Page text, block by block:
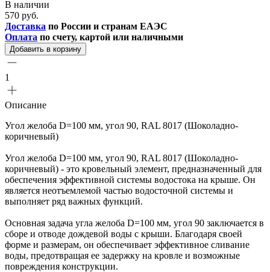
В наличии
570 руб.
Доставка по России и странам ЕАЭС
Оплата по счету, картой или наличными
Добавить в корзину
1
Описание
Угол желоба D=100 мм, угол 90, RAL 8017 (Шоколадно-
коричневый)
Угол желоба D=100 мм, угол 90, RAL 8017 (Шоколадно-
коричневый) - это кровельный элемент, предназначенный для
обеспечения эффективной системы водостока на крыше. Он
является неотъемлемой частью водосточной системы и
выполняет ряд важных функций.
Основная задача угла желоба D=100 мм, угол 90 заключается в
сборе и отводе дождевой воды с крыши. Благодаря своей
форме и размерам, он обеспечивает эффективное сливание
воды, предотвращая ее задержку на кровле и возможные
повреждения конструкции.